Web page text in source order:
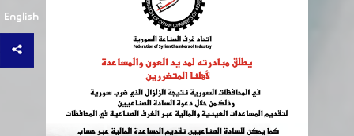
English